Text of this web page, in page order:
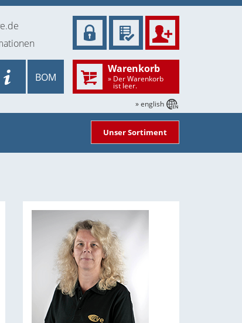
Unser Sortiment
Warenkorb
» Der Warenkorb
ist leer.
BOM
» english